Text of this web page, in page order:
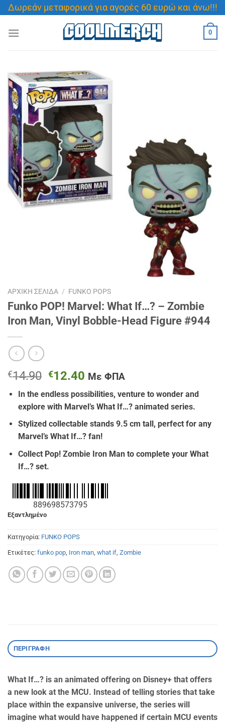
Μετάβαση
στο
περιεχόμενο
Δωρεάν μεταφορικά για αγορές 60 ευρώ και άνω!!!
0
ΑΡΧΙΚΉ ΣΕΛΊΔΑ / FUNKO POPS
Funko POP! Marvel: What If…? – Zombie
Iron Man, Vinyl Bobble-Head Figure #944
€14.90 Original
was:
€14.90.
€12.40 Η
τρέχουσα
τιμή
είναι:
€12.40.
Με ΦΠΑ
In the endless possibilities, venture to wonder and
explore with Marvel’s What If…? animated series.
Stylized collectable stands 9.5 cm tall, perfect for any
Marvel’s What If…? fan!
Collect Pop! Zombie Iron Man to complete your What
If…? set.
889698573795
Εξαντλημένο
Κατηγορία: FUNKO POPS
Ετικέτες: funko pop Iron man what if Zombie
ΠΕΡΙΓΡΑΦΉ
What If…? is an animated offering on Disney+ that offers
a new look at the MCU. Instead of telling stories that take
place within the expansive universe, the series will
imagine what would have happened if certain MCU events